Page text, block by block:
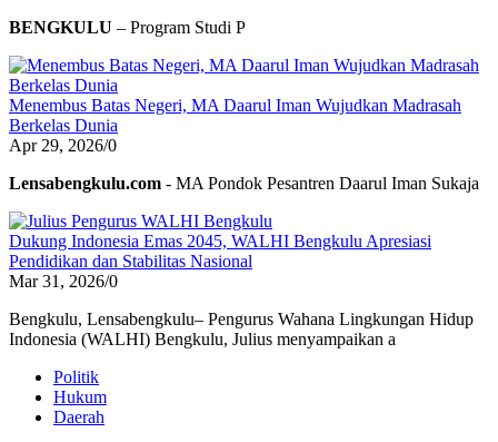
BENGKULU – Program Studi P
Menembus Batas Negeri, MA Daarul Iman Wujudkan Madrasah
Berkelas Dunia
Apr 29, 2026/0
Lensabengkulu.com - MA Pondok Pesantren Daarul Iman Sukaja
Dukung Indonesia Emas 2045, WALHI Bengkulu Apresiasi
Pendidikan dan Stabilitas Nasional
Mar 31, 2026/0
Bengkulu, Lensabengkulu– Pengurus Wahana Lingkungan Hidup
Indonesia (WALHI) Bengkulu, Julius menyampaikan a
Politik
Hukum
Daerah